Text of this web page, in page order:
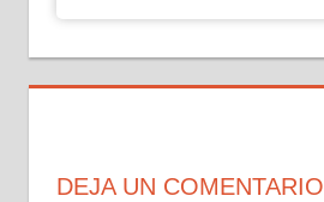
DEJA UN COMENTARIO